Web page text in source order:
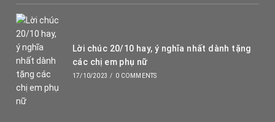
Lời chúc 20/10 hay, ý nghĩa nhất dành tặng
các chị em phụ nữ
17/10/2023 / 0 COMMENTS